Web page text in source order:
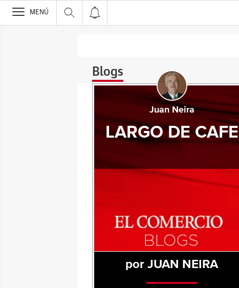
>
MENÚ
Blogs
Juan Neira
LARGO DE CAFE
por JUAN NEIRA